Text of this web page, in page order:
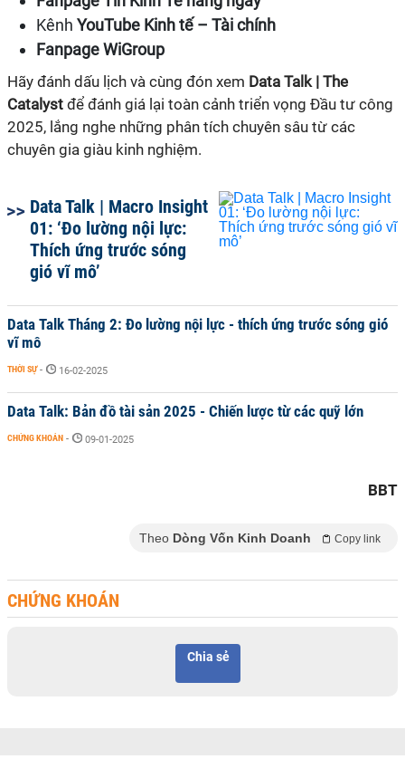
Kênh YouTube Kinh tế – Tài chính
Fanpage WiGroup
Hãy đánh dấu lịch và cùng đón xem Data Talk | The
Catalyst để đánh giá lại toàn cảnh triển vọng Đầu tư công
2025, lắng nghe những phân tích chuyên sâu từ các
chuyên gia giàu kinh nghiệm.
Data Talk | Macro Insight
01: ‘Đo lường nội lực:
Thích ứng trước sóng
gió vĩ mô’
Data Talk Tháng 2: Đo lường nội lực - thích ứng trước sóng gió
vĩ mô
THỜI SỰ - 16-02-2025
Data Talk: Bản đồ tài sản 2025 - Chiến lược từ các quỹ lớn
CHỨNG KHOÁN - 09-01-2025
BBT
Theo Dòng Vốn Kinh Doanh Copy link
CHỨNG KHOÁN
Chia sẻ